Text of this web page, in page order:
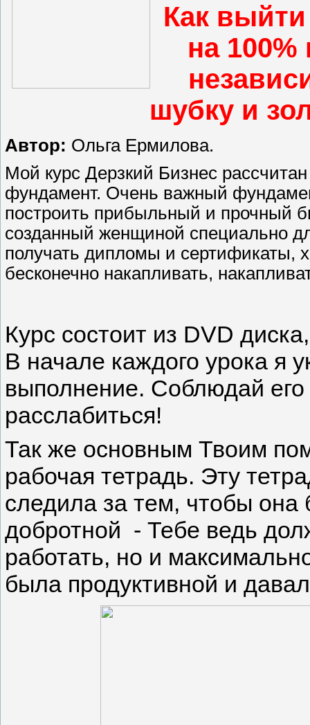
Как выйти
на
шубку и
Автор: Ольга Ермилова.
Мой курс Дерзкий Бизнес
фундамент. Очень важный
построить прибыльный и прочный
созданный женщиной специально
получать дипломы и сертификаты,
бесконечно накапливать,
Курс состоит из DVD
В начале каждого урока я
выполнение. Соблюдай его
расслабиться!
Так же основным Твоим
рабочая тетрадь. Эту
следила за тем, чтобы она
добротной - Тебе ведь
работать, но и
была продуктивной и